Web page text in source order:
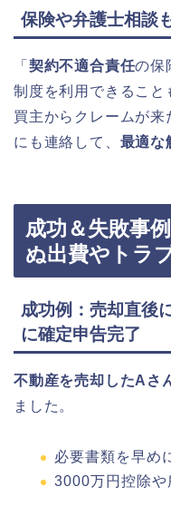
保険や弁護士相談
「 契約不適合責任の保
制度を利用できること
買主からクレームが来
にも連絡して、 最適な
成功＆失敗事
ぬ出費やトラ
成功例：売却直後
に確定申告完了
不動産を売却したAさ
ました。
必要書類を早め
3000万円控除や